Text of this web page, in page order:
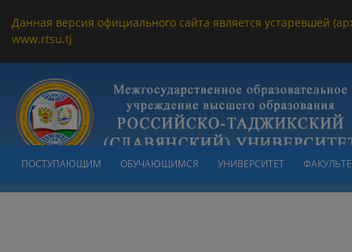
Данная версия официального сайта является устаревшей
www.rtsu.tj
ПОСТУПАЮЩИМ ОБУЧАЮЩИМСЯ УНИВЕРСИТЕТ